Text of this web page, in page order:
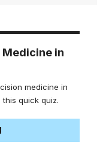
Medicine in
medicine in
quick quiz.